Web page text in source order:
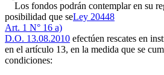
Los fondos podrán contemplar en su
posibilidad que seLey 20448
Art. 1 N° 16 a)
D.O. 13.08.2010 efectúen rescates en
en el artículo 13, en la medida que se
condiciones: